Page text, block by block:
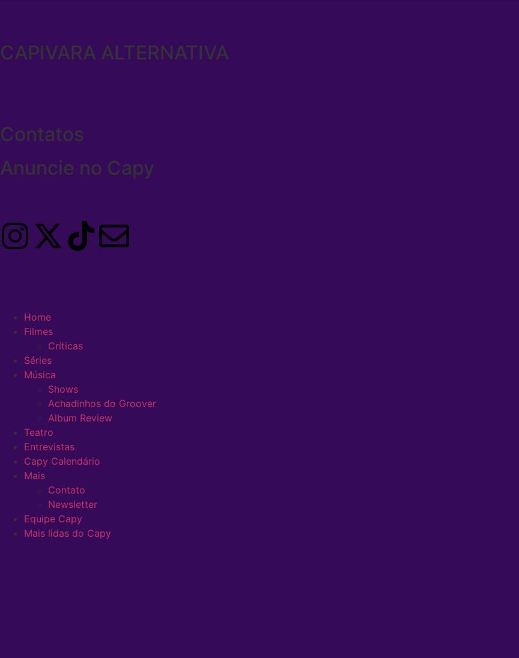
CAPIVARA ALTERNATIVA
Contatos
Anuncie no Capy
Home
Filmes
Críticas
Séries
Música
Shows
Achadinhos do Groover
Album Review
Teatro
Entrevistas
Capy Calendário
Mais
Contato
Newsletter
Equipe Capy
Mais lidas do Capy